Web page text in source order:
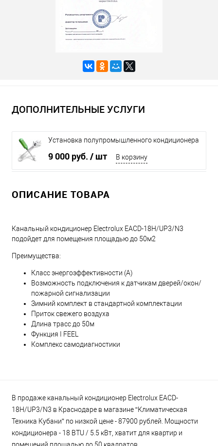
ДОПОЛНИТЕЛЬНЫЕ УСЛУГИ
Установка полупромышленного кондиционера
9 000 руб. / шт В корзину
ОПИСАНИЕ ТОВАРА
Канальный кондиционер Electrolux EACD-18H/UP3/N3
подойдет для помещения площадью до 50м2
Преимущества:
Класс энергоэффективности (А)
Возможность подключения к датчикам дверей/окон/
пожарной сигнализации
Зимний комплект в стандартной комплектации
Приток свежего воздуха
Длина трасс до 50м
Функция I FEEL
Комплекс самодиагностики
В продаже канальный кондиционер Electrolux EACD-
18H/UP3/N3 в Краснодаре в магазине “Климатическая
Техника Кубани” по низкой цене - 87900 рублей. Мощности
кондиционера - 18 BTU / 5.5 кВт, хватит для квартир и